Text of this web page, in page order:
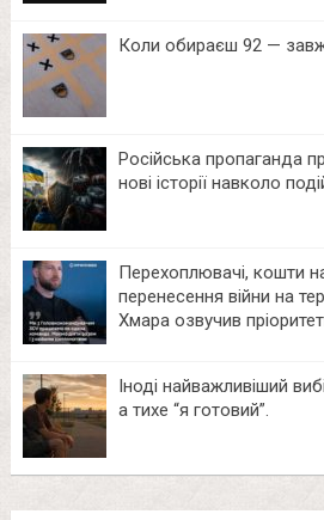
Коли обираєш 92 —
Російська пропаганда
нові історії навколо
Перехоплювачі, кошти
перенесення війни на
Хмара озвучив
Іноді найважливіший
а тихе “я готовий”.